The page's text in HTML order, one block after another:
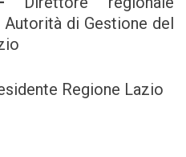
di Gestione del
Regione Lazio